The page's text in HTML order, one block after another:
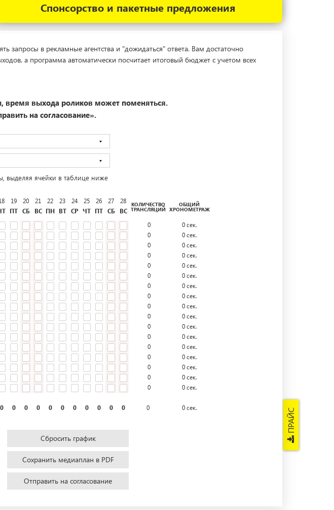
ПРАЙС
Спонсорство и пакетные предложения
запросы в рекламные агентства и "дожидаться" ответа. Вам достаточно
а программа автоматически посчитает итоговый бюджет с учетом всех
время выхода роликов может поменяться.
на согласование».
выделяя ячейки в таблице ниже
19
ПТ
20
СБ
21
ВС
22
ПН
23
ВТ
24
СР
25
ЧТ
26
ПТ
27
СБ
28
ВС
КОЛИЧЕСТВО
ТРАНСЛЯЦИЙ
ОБЩИЙ
ХРОНОМЕТРАЖ
0 0сек.
0 0сек.
0 0сек.
0 0сек.
0 0сек.
0 0сек.
0 0сек.
0 0сек.
0 0сек.
0 0сек.
0 0сек.
0 0сек.
0 0сек.
0 0сек.
0 0сек.
0 0сек.
0 0сек.
0 0 0 0 0 0 0 0 0 0 0 0 0сек.
Сбросить график
Сохранить медиаплан в PDF
Отправить на согласование